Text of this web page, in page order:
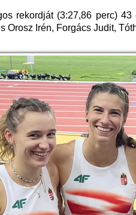
rekordját (3:27,86 perc)
Orosz Irén, Forgács Judit,